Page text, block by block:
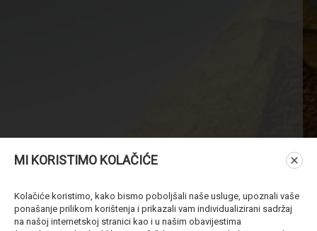
MI KORISTIMO KOLAČIĆE
Kolačiće koristimo, kako bismo poboljšali naše usluge, upoznali vaše
ponašanje prilikom korištenja i prikazali vam individualizirani sadržaj
na našoj internetskoj stranici kao i u našim obavijestima